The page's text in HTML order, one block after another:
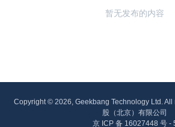
暂无发布的内容
Copyright © 2026, Geekbang Technology Ltd. All
股（北京）有限公司
京 ICP 备 16027448 号 -